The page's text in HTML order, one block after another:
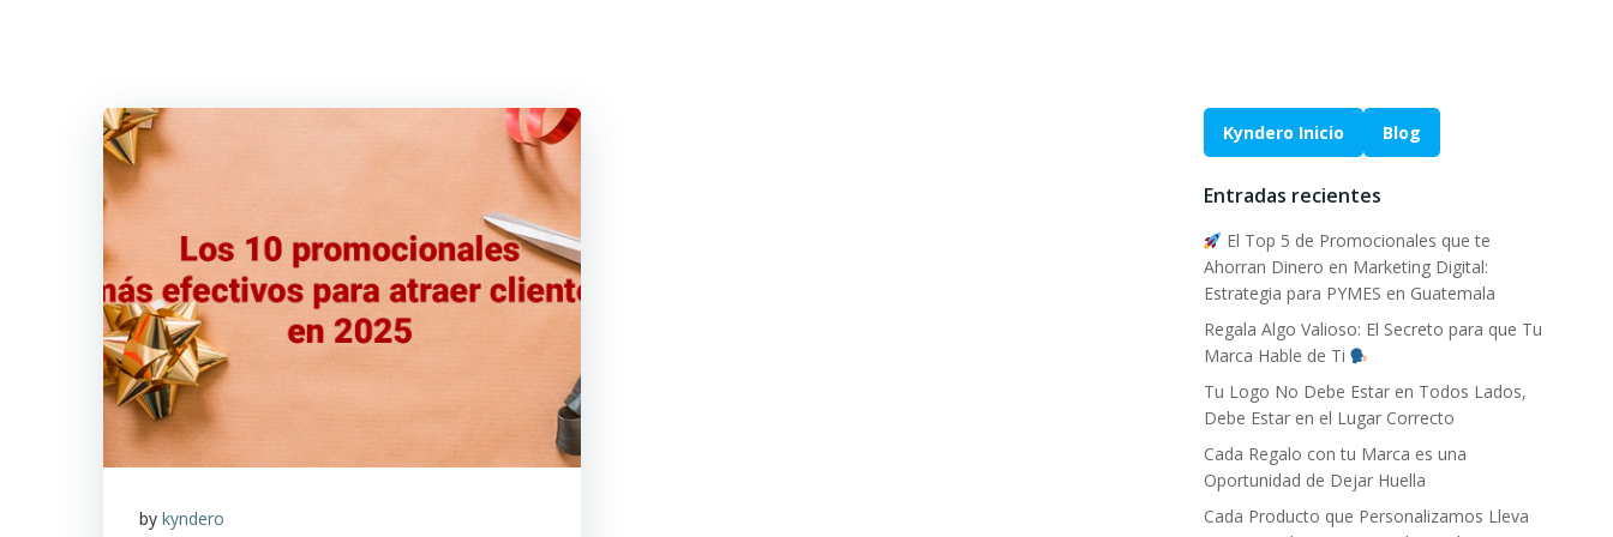
by kyndero
Kyndero Inicio Blog
Entradas recientes
El Top 5 de Promocionales que te
Ahorran Dinero en Marketing Digital:
Estrategia para PYMES en Guatemala
Regala Algo Valioso: El Secreto para que Tu
Marca Hable de Ti
Tu Logo No Debe Estar en Todos Lados,
Debe Estar en el Lugar Correcto
Cada Regalo con tu Marca es una
Oportunidad de Dejar Huella
Cada Producto que Personalizamos Lleva